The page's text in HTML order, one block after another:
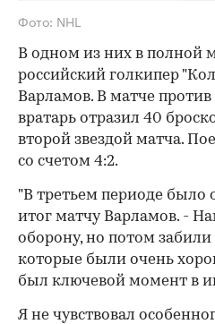
Фото: NHL
В одном из них в полной
российский голкипер
Варламов. В матче
вратарь отразил 40
второй звездой матча.
со счетом 4:2.
"В третьем периоде было
итог матчу Варламов. -
оборону, но потом
которые были очень
был ключевой момент в
Я не чувствовал